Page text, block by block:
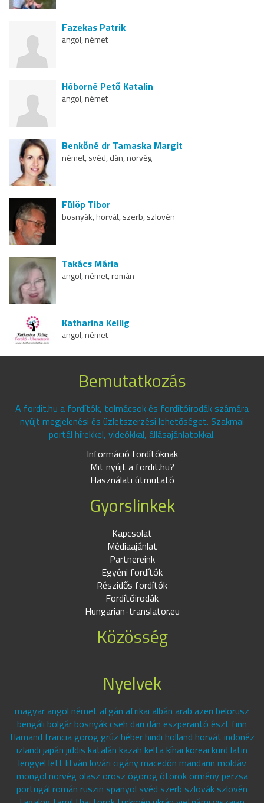
Fazekas Patrik
angol, német
Hóborné Pető Katalin
angol, német
Benkőné dr Tamaska Margit
német, svéd, dán, norvég
Fülöp Tibor
bosnyák, horvát, szerb, szlovén
Takács Mária
angol, német, román
Katharina Kellig
angol, német
Bemutatkozás
A fordit.hu a fordítók, tolmácsok és fordítóirodák számára
nyújt megjelenési és üzletszerzési lehetőséget. Szakmai
portál hírekkel, videókkal, állásajánlatokkal.
Információ fordítóknak
Mit nyújt a fordit.hu?
Használati útmutató
Gyorslinkek
Kapcsolat
Médiaajánlat
Partnereink
Egyéni fordítók
Részidős fordítók
Fordítóirodák
Hungarian-translator.eu
Közösség
Nyelvek
magyar angol német afgán afrikai albán arab azeri belorusz
bengáli bolgár bosnyák cseh dari dán eszperantó észt finn
flamand francia görög grúz héber hindi holland horvát indonéz
izlandi japán jiddis katalán kazah kelta kínai koreai kurd latin
lengyel lett litván lovári cigány macedón mandarin moldáv
mongol norvég olasz orosz ógörög ótörök örmény perzsa
portugál román ruszin spanyol svéd szerb szlovák szlovén